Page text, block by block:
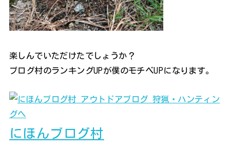
楽しんでいただけたでしょうか？
ブログ村のランキングUPが僕のモチベUPになります。
にほんブログ村